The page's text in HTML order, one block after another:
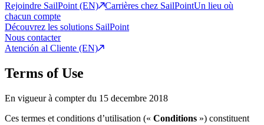
Rejoindre SailPoint (EN)
Carrières chez SailPointUn lieu où
chacun compte
Découvrez les solutions SailPoint
Nous contacter
Atención al Cliente (EN)
Terms of Use
En vigueur à compter du 15 decembre 2018
Ces termes et conditions d’utilisation (« Conditions ») constituent